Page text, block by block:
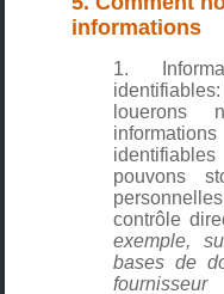
informations
louerons
pouvons
contrôle
exemple,
bases de